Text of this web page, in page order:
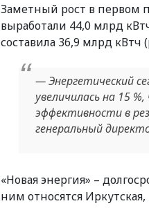
Заметный рост в первом
выработали 44,0 млрд
составила 36,9 млрд кВтч
— Энергетический
увеличилась на 15
эффективности в
генеральный
«Новая энергия» –
ним относятся